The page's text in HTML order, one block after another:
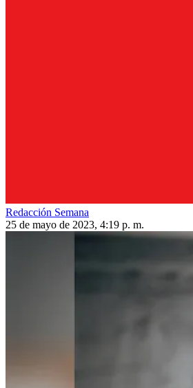
Redacción Semana
25 de mayo de 2023, 4:19 p. m.